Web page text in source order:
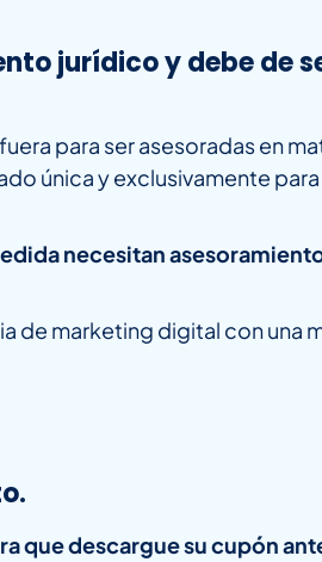
jurídico y debe de
para ser asesoradas en
única y exclusivamente
necesitan
de marketing digital con
que descargue su cupón